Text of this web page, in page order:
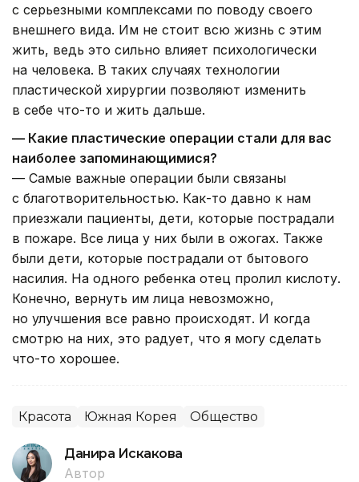
с серьезными комплексами по поводу своего
внешнего вида. Им не стоит всю жизнь с этим
жить, ведь это сильно влияет психологически
на человека. В таких случаях технологии
пластической хирургии позволяют изменить
в себе что-то и жить дальше.
— Какие пластические операции стали для вас
наиболее запоминающимися?
— Самые важные операции были связаны
с благотворительностью. Как-то давно к нам
приезжали пациенты, дети, которые пострадали
в пожаре. Все лица у них были в ожогах. Также
были дети, которые пострадали от бытового
насилия. На одного ребенка отец пролил кислоту.
Конечно, вернуть им лица невозможно,
но улучшения все равно происходят. И когда
смотрю на них, это радует, что я могу сделать
что-то хорошее.
Красота Южная Корея Общество
Данира Искакова
Автор